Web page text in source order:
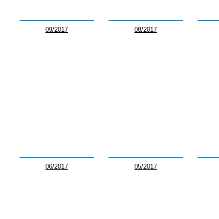
09/2017 08/2017
06/2017 05/2017